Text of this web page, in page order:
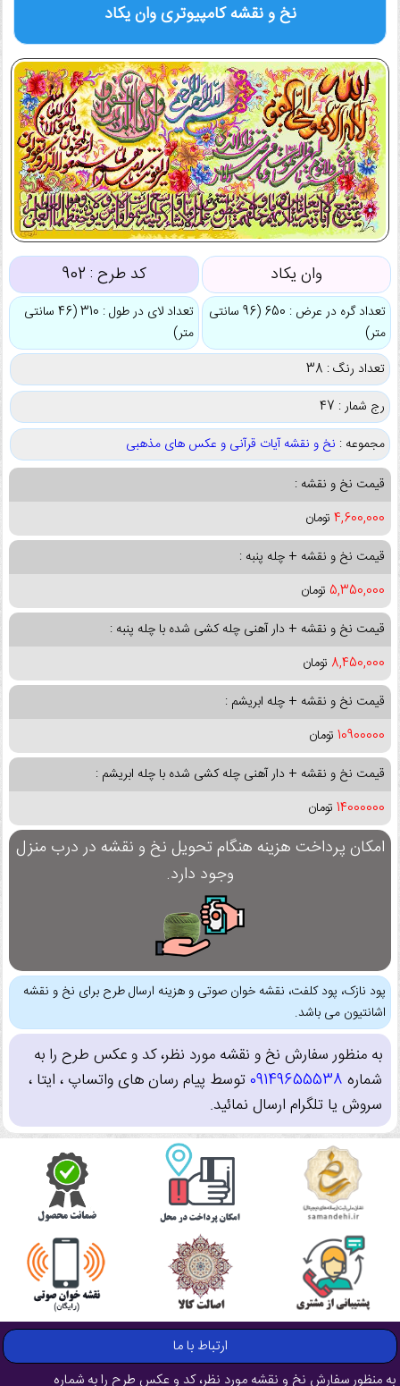
نخ و نقشه کامپیوتریوان یکاد
وان یکاد کد طرح : 902
تعداد گره در عرض : 650 (96 سانتی
متر)
تعداد لای در طول : 310 (46 سانتی
متر)
تعداد رنگ : 38
رج شمار : 47
مجموعه : نخ و نقشه آیات قرآنی و عکس های مذهبی
قیمت نخ و نقشه :
4,600,000 تومان
قیمت نخ و نقشه + چله پنبه :
5,350,000 تومان
قیمت نخ و نقشه + دار آهنی چله کشی شده با چله پنبه :
8,450,000 تومان
قیمت نخ و نقشه + چله ابریشم :
10900000 تومان
قیمت نخ و نقشه + دار آهنی چله کشی شده با چله ابریشم :
14000000 تومان
امکان پرداخت هزینه هنگام تحویل نخ و نقشه در درب منزل
وجود دارد.
پود نازک، پود کلفت، نقشه خوان صوتی و هزینه ارسال طرح برای نخ و نقشه
اشانتیون می باشد.
به منظور سفارش نخ و نقشه مورد نظر، کد و عکس طرح را به
شماره 09149655538توسط پیام رسان های واتساپ ، ایتا ،
سروش یا تلگرام ارسال نمائید.
ارتباط با ما
به منظور سفارش نخ و نقشه مورد نظر، کد و عکس طرح را به شماره